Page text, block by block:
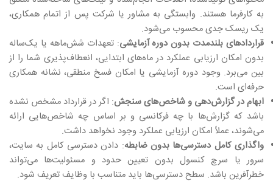
به کارفرما هستند. وابستگی به مشاور یا شرکت پس از اتمام همکاری،
یک ریسک جدی محسوب می‌شود.
قراردادهای بلندمدت بدون دوره آزمایشی: تعهدات شش‌ماهه یا یک‌ساله
بدون امکان ارزیابی عملکرد در ماه‌های ابتدایی، انعطاف‌پذیری شما را از
بین می‌برد. وجود دوره آزمایشی یا امکان فسخ منطقی، نشانه همکاری
حرفه‌ای است.
ابهام در گزارش‌دهی و شاخص‌های سنجش: اگر در قرارداد مشخص نشده
باشد که گزارش‌ها با چه فرکانسی و بر اساس چه شاخص‌هایی ارائه
می‌شوند، عملاً امکان ارزیابی عملکرد وجود نخواهد داشت.
واگذاری کامل دسترسی‌ها بدون ضابطه: دادن دسترسی کامل به سایت،
سرور یا سرچ کنسول بدون تعیین حدود و مسئولیت‌ها می‌تواند
خطرآفرین باشد. سطح دسترسی‌ها باید متناسب با وظایف تعریف شود.